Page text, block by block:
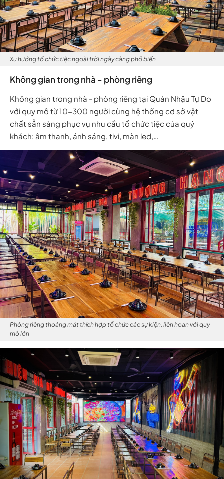
Xu hướng tổ chức tiệc ngoài trời ngày càng phổ biến
Không gian trong nhà - phòng riêng
Không gian trong nhà - phòng riêng tại Quán Nhậu Tự Do
với quy mô từ 10-300 người cùng hệ thống cơ sở vật
chất sẵn sàng phục vụ nhu cầu tổ chức tiệc của quý
khách: âm thanh, ánh sáng, tivi, màn led,…
Phòng riêng thoáng mát thích hợp tổ chức các sự kiện, liên hoan với quy
mô lớn